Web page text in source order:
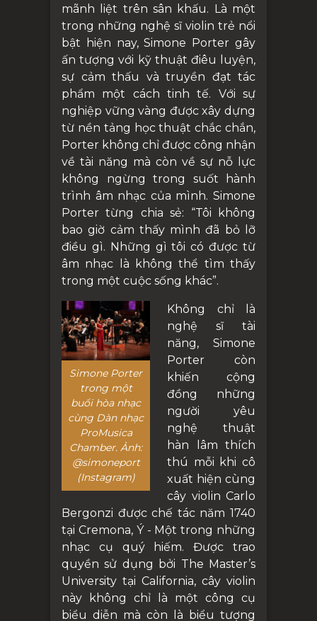
mãnh liệt trên sân khấu. Là một
trong những nghệ sĩ violin trẻ nổi
bật hiện nay, Simone Porter gây
ấn tượng với kỹ thuật điêu luyện,
sự cảm thấu và truyền đạt tác
phẩm một cách tinh tế. Với sự
nghiệp vững vàng được xây dựng
từ nền tảng học thuật chắc chắn,
Porter không chỉ được công nhận
về tài năng mà còn về sự nỗ lực
không ngừng trong suốt hành
trình âm nhạc của mình. Simone
Porter từng chia sẻ: “Tôi không
bao giờ cảm thấy mình đã bỏ lỡ
điều gì. Những gì tôi có được từ
âm nhạc là không thể tìm thấy
trong một cuộc sống khác”.
Simone Porter
trong một
buổi hòa nhạc
cùng Dàn nhạc
ProMusica
Chamber. Ảnh:
@simoneport
(Instagram)
Không chỉ là
nghệ sĩ tài
năng, Simone
Porter còn
khiến cộng
đồng những
người yêu
nghệ thuật
hàn lâm thích
thú mỗi khi cô
xuất hiện cùng
cây violin Carlo
Bergonzi được chế tác năm 1740
tại Cremona, Ý - Một trong những
nhạc cụ quý hiếm. Được trao
quyền sử dụng bởi The Master’s
University tại California, cây violin
này không chỉ là một công cụ
biểu diễn mà còn là biểu tượng